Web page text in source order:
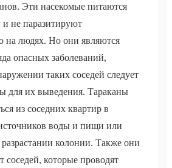
Эти насекомые питаются
не паразитируют
на людях. Но они являются
опасных заболеваний,
таких соседей следует
для их выведения. Тараканы
из соседних квартир в
воды и пищи или
колонии. Также они
соседей, которые проводят